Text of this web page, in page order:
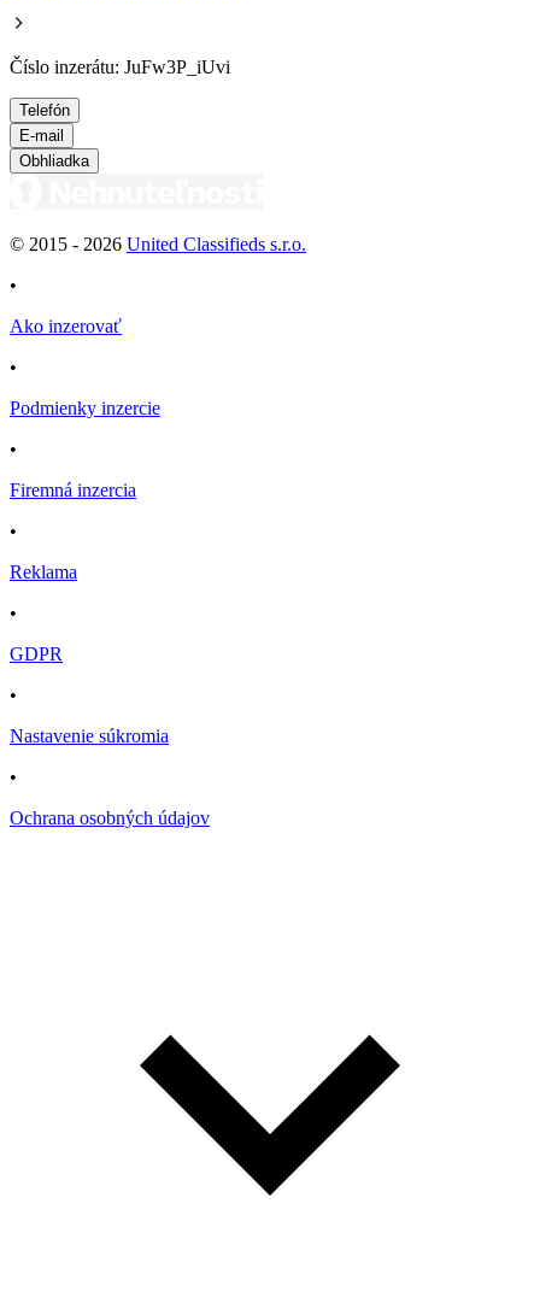
Číslo inzerátu: JuFw3P_iUvi
Telefón
E-mail
Obhliadka
© 2015 - 2026 United Classifieds s.r.o.
•
Ako inzerovať
•
Podmienky inzercie
•
Firemná inzercia
•
Reklama
•
GDPR
•
Nastavenie súkromia
•
Ochrana osobných údajov